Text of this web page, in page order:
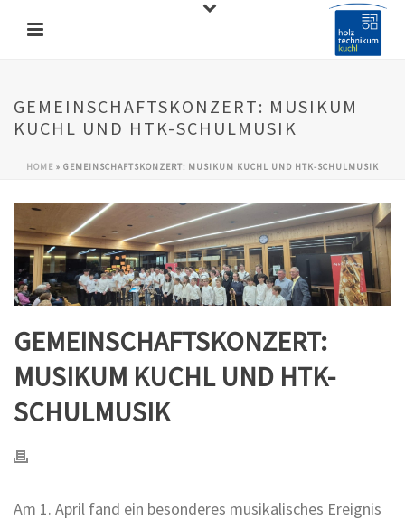
GEMEINSCHAFTSKONZERT: MUSIKUM
KUCHL UND HTK-SCHULMUSIK
HOME » GEMEINSCHAFTSKONZERT: MUSIKUM KUCHL UND HTK-SCHULMUSIK
GEMEINSCHAFTSKONZERT:
MUSIKUM KUCHL UND HTK-
SCHULMUSIK
Am 1. April fand ein besonderes musikalisches Ereignis